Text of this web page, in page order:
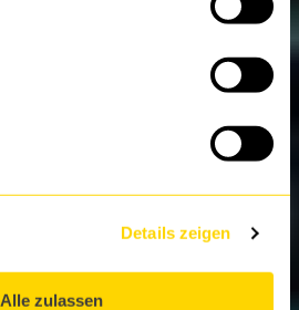
Details zeigen
Alle zulassen